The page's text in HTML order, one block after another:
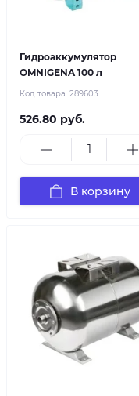
Гидроаккумулятор
OMNIGENA 100 л
Код товара: 289603
526.80 руб.
В корзину